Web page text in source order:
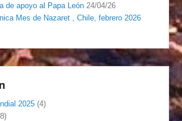
de apoyo al Papa León 24/04/26
Mes de Nazaret , Chile, febrero 2026
2025 (4)